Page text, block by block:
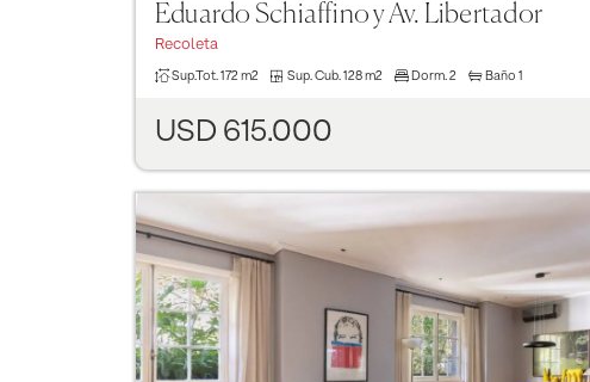
Eduardo Schiaffino y Av. Libertador
Recoleta
Sup.Tot. 172 m2 Sup. Cub. 128 m2 Dorm. 2 Baño 1
USD 615.000